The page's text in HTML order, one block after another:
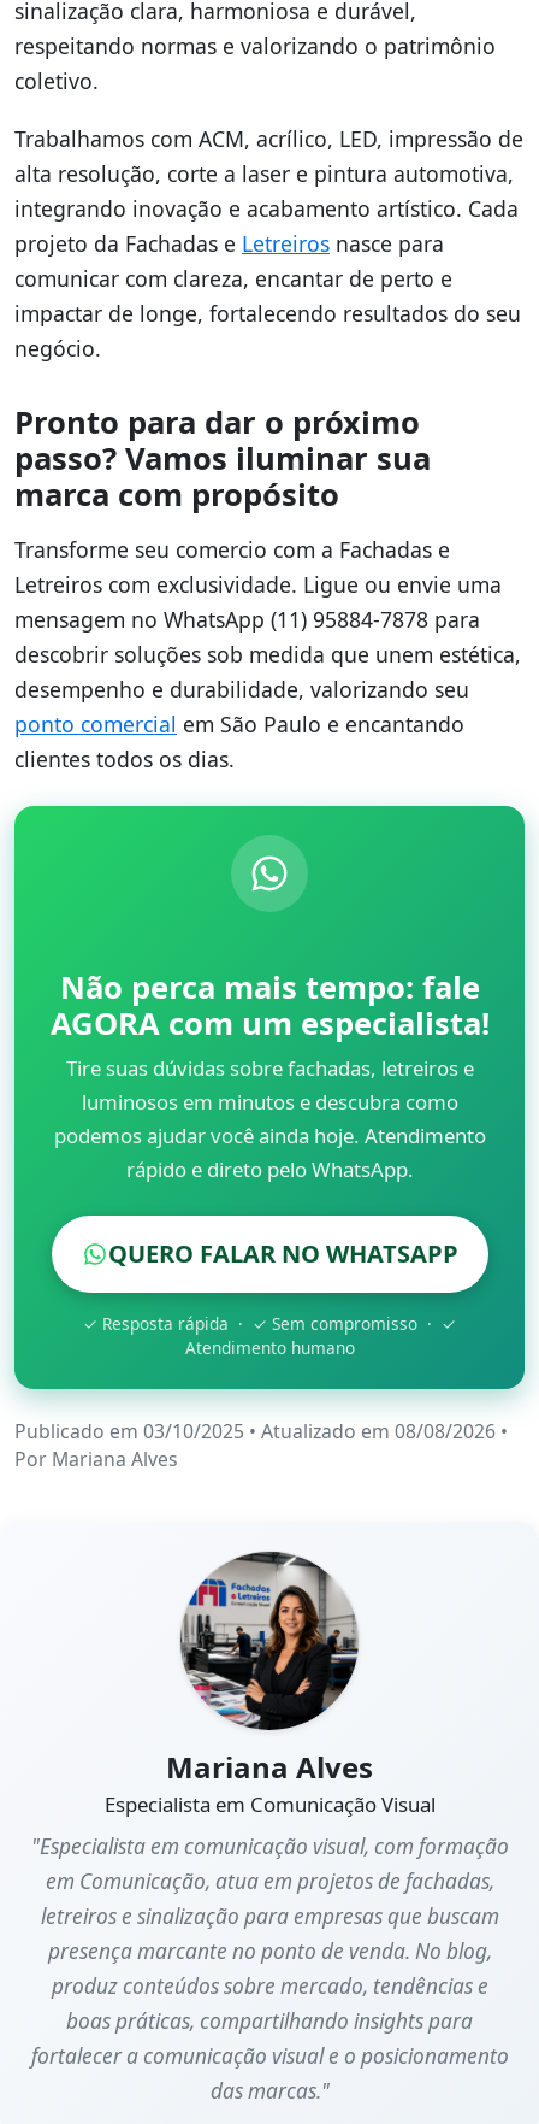
sinalização clara, harmoniosa e durável,
respeitando normas e valorizando o patrimônio
coletivo.
Trabalhamos com ACM, acrílico, LED, impressão de
alta resolução, corte a laser e pintura automotiva,
integrando inovação e acabamento artístico. Cada
projeto da Fachadas e Letreiros nasce para
comunicar com clareza, encantar de perto e
impactar de longe, fortalecendo resultados do seu
negócio.
Pronto para dar o próximo
passo? Vamos iluminar sua
marca com propósito
Transforme seu comercio com a Fachadas e
Letreiros com exclusividade. Ligue ou envie uma
mensagem no WhatsApp (11) 95884-7878 para
descobrir soluções sob medida que unem estética,
desempenho e durabilidade, valorizando seu
ponto comercial em São Paulo e encantando
clientes todos os dias.
Não perca mais tempo: fale
AGORA com um especialista!
Tire suas dúvidas sobre fachadas, letreiros e
luminosos em minutos e descubra como
podemos ajudar você ainda hoje. Atendimento
rápido e direto pelo WhatsApp.
QUERO FALAR NO WHATSAPP
✓ Resposta rápida · ✓ Sem compromisso · ✓
Atendimento humano
Publicado em 03/10/2025 • Atualizado em 08/08/2026 •
Por Mariana Alves
Mariana Alves
Especialista em Comunicação Visual
"Especialista em comunicação visual, com formação
em Comunicação, atua em projetos de fachadas,
letreiros e sinalização para empresas que buscam
presença marcante no ponto de venda. No blog,
produz conteúdos sobre mercado, tendências e
boas práticas, compartilhando insights para
fortalecer a comunicação visual e o posicionamento
das marcas."